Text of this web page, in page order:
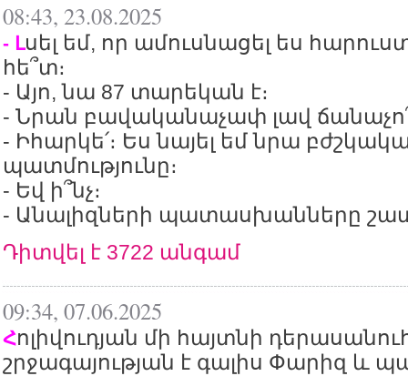
08:43, 23.08.2025
- Լսել եմ, որ ամուսնացել ես
հե՞տ։
- Այո, նա 87 տարեկան է։
- Նրան բավականաչափ լավ
- Իհարկե՛։ Ես նայել եմ նրա
պատմությունը։
- Եվ ի՞նչ։
- Անալիզների պատասխանները
Դիտվել է 3722 անգամ
09:34, 07.06.2025
Հոլիվուդյան մի հայտնի
շրջագայության է գալիս Փարիզ և